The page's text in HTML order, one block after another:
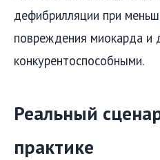
дефибрилляции при
повреждения миокарда и
конкурентоспособными.
Реальный
практике